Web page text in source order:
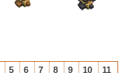
5 6 7 8 9 10
11